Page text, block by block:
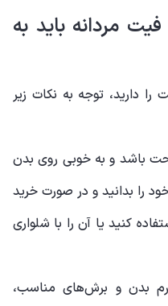
مردانه باید به
دارید، توجه به نکات زیر
باشد و به خوبی روی بدن
را بدانید و در صورت خرید
کنید یا آن را با شلواری
بدن و برش‌های مناسب،